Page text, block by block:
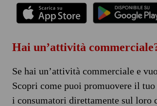
Hai un’attività
Se hai un’attività commerciale e
Scopri come puoi promuovere il tuo
i consumatori direttamente sul loro